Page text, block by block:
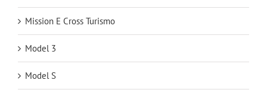
Mission E Cross Turismo
Model 3
Model S